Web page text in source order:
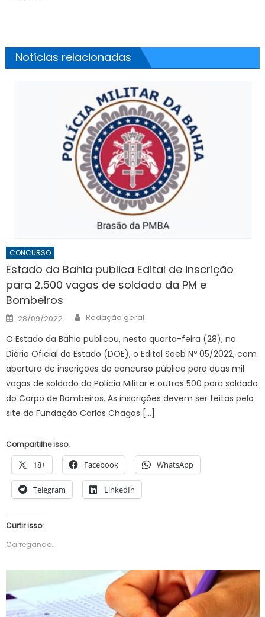
Notícias relacionadas
CONCURSO
Estado da Bahia publica Edital de inscrição
para 2.500 vagas de soldado da PM e
Bombeiros
Posted
on
28/09/2022 Author
Redação geral
O Estado da Bahia publicou, nesta quarta-feira (28), no
Diário Oficial do Estado (DOE), o Edital Saeb Nº 05/2022, com
abertura de inscrições do concurso público para duas mil
vagas de soldado da Polícia Militar e outras 500 para soldado
do Corpo de Bombeiros. As inscrições devem ser feitas pelo
site da Fundação Carlos Chagas […]
Compartilhe isso:
18+ Facebook WhatsApp
Telegram LinkedIn
Curtir isso:
Carregando...